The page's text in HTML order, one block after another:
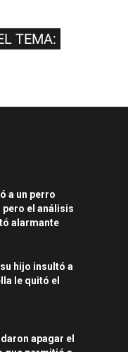
TEMA:
a un perro
el análisis
alarmante
hijo insultó a
le quitó el
apagar el